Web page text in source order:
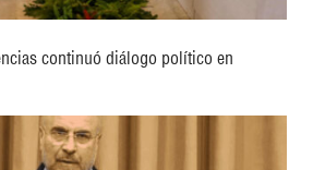
continuó diálogo político en